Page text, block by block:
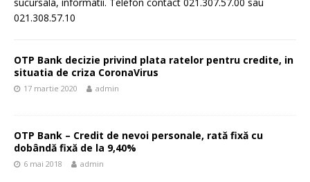
021.308.57.10
OTP Bank decizie privind plata ratelor pentru credite, in
situatia de criza CoronaVirus
17 martie 2020 admin
OTP Bank – Credit de nevoi personale, rată fixă cu
dobândă fixă de la 9,40%
6 mai 2018 admin